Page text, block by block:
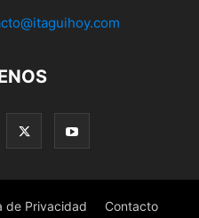
de Privacidad Contacto